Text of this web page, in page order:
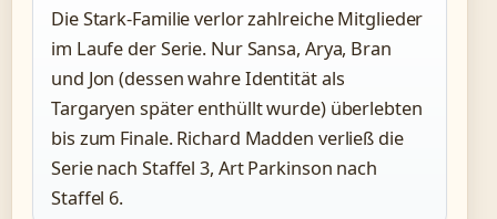
Die Stark-Familie verlor zahlreiche Mitglieder
im Laufe der Serie. Nur Sansa, Arya, Bran
und Jon (dessen wahre Identität als
Targaryen später enthüllt wurde) überlebten
bis zum Finale. Richard Madden verließ die
Serie nach Staffel 3, Art Parkinson nach
Staffel 6.